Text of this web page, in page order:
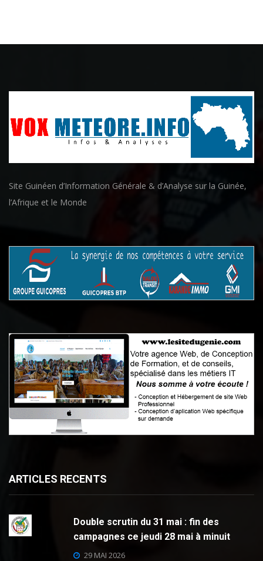
Site Guinéen d’Information Générale & d’Analyse sur la Guinée,
l’Afrique et le Monde
ARTICLES RECENTS
Double scrutin du 31 mai : fin des
campagnes ce jeudi 28 mai à minuit
29 MAI 2026